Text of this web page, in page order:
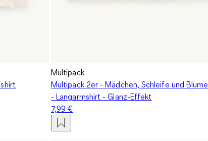
Multipack
Multipack 2er - Mädchen, Schleife und Blume
- Langarmshirt - Glanz-Effekt
7,99 €